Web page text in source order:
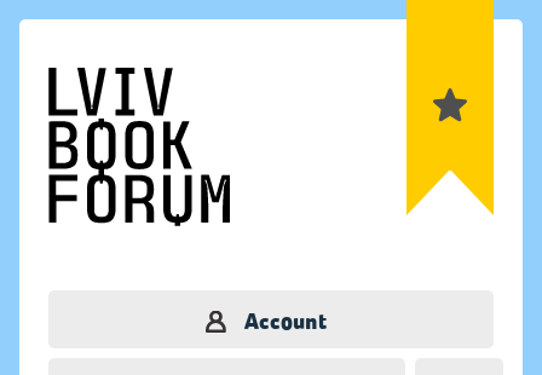
Account